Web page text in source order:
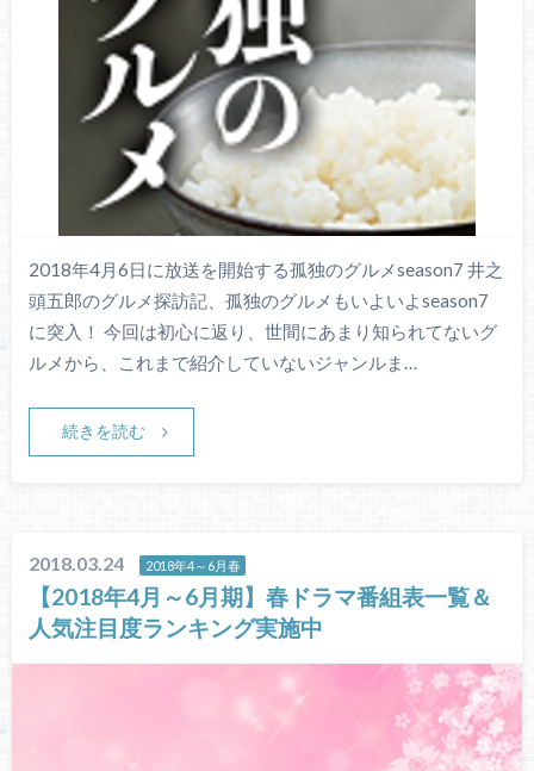
2018年4月6日に放送を開始する孤独のグルメseason7 井之
頭五郎のグルメ探訪記、孤独のグルメもいよいよseason7
に突入！ 今回は初心に返り、世間にあまり知られてないグ
ルメから、これまで紹介していないジャンルま…
続きを読む
2018.03.24 2018年4～6月春
【2018年4月～6月期】春ドラマ番組表一覧＆
人気注目度ランキング実施中